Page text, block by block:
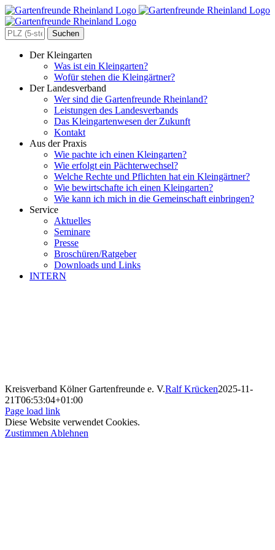
Zum
Inhalt
springen
Search
for:
Der Kleingarten
Was ist ein Kleingarten?
Wofür stehen die Kleingärtner?
Der Landesverband
Wer sind die Gartenfreunde Rheinland?
Leistungen des Landesverbands
Das Kleingartenwesen der Zukunft
Kontakt
Aus der Praxis
Wie pachte ich einen Kleingarten?
Wie erfolgt ein Pächterwechsel?
Welche Rechte und Pflichten hat ein Kleingärtner?
Wie bewirtschafte ich einen Kleingarten?
Wie kann ich mich in die Gemeinschaft einbringen?
Service
Aktuelles
Seminare
Presse
Broschüren/Ratgeber
Downloads und Links
INTERN
Kreisverband Kölner Gartenfreunde e. V.Ralf Krücken2025-11-
21T06:53:04+01:00
Page load link
Diese Website verwendet Cookies.
Zustimmen Ablehnen